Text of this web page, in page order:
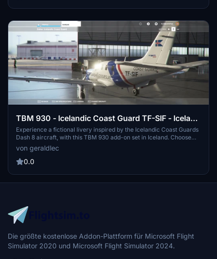
TBM 930 - Icelandic Coast Guard TF-SIF - Iceland
- fictional
Experience a fictional livery inspired by the Icelandic Coast Guards
Dash 8 aircraft, with this TBM 930 add-on set in Iceland. Choose
between two versions for compatibility with or without the TBM 930
improvement mod. Stay tuned for more Icelandic Coast Guard
liveries for other planes in the future.
von geraldlec
0.0
Die größte kostenlose Addon-Plattform für Microsoft Flight
Simulator 2020 und Microsoft Flight Simulator 2024.